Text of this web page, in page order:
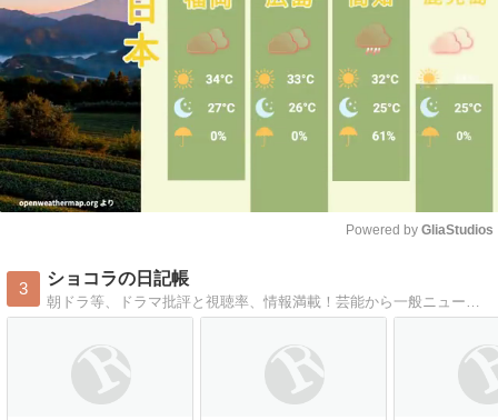
Powered by GliaStudios
3
ショコラの日記帳
朝ドラ等、ドラマ批評と視聴率、情報満載！芸能から一般ニュースまで独自視点で斬ります！